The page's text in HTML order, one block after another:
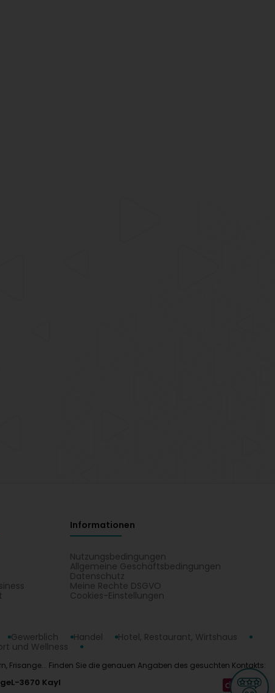
Informationen
Nutzungsbedingungen
Allgemeine Geschäftsbedingungen
Datenschutz
Meine Rechte DSGVO
Cookies-Einstellungen
Gewerblich Handel
Hotel, Restaurant, Wirtshaus
und Wellness
Frisange... Finden Sie die genauen Angaben des gesuchten Kontakts:
L-3670 Kayl